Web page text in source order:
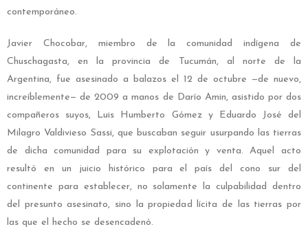
contemporáneo.
Javier Chocobar, miembro de la comunidad indígena de
Chuschagasta, en la provincia de Tucumán, al norte de la
Argentina, fue asesinado a balazos el 12 de octubre —de nuevo,
increíblemente— de 2009 a manos de Darío Amin, asistido por dos
compañeros suyos,
Luis Humberto Gómez y Eduardo José del
Milagro Valdivieso Sassi, que buscaban seguir usurpando las tierras
de dicha comunidad para su explotación y venta. Aquel acto
resultó en un juicio histórico para el país del cono sur del
continente para establecer, no solamente la culpabilidad dentro
del presunto asesinato, sino la propiedad lícita de las tierras por
las que el hecho se desencadenó.